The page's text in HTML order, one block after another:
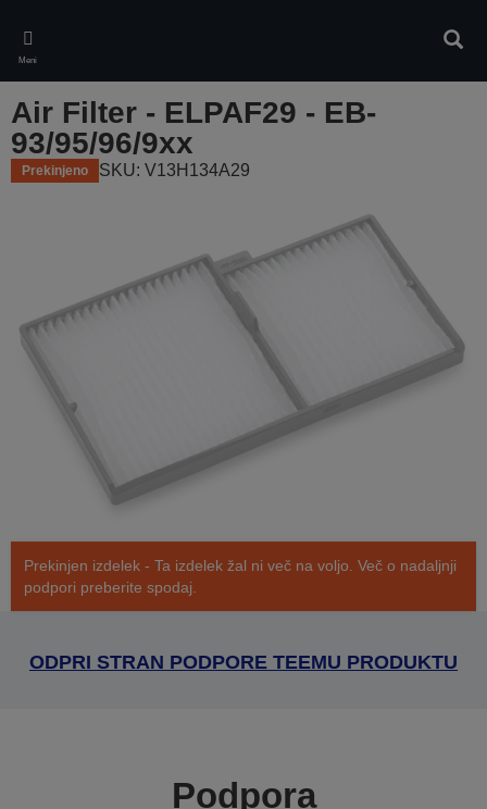
main
content
Meni
Air Filter - ELPAF29 - EB-
93/95/96/9xx
Prekinjeno SKU: V13H134A29
Prekinjen izdelek - Ta izdelek žal ni več na voljo. Več o nadaljnji
podpori preberite spodaj.
ODPRI STRAN PODPORE TEEMU PRODUKTU
Podpora